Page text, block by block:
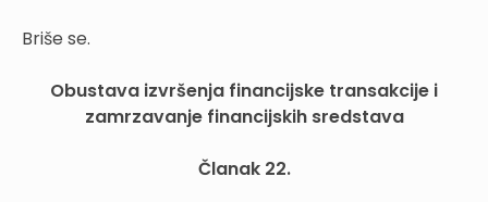
Briše se.
Obustava izvršenja financijske transakcije i
zamrzavanje financijskih sredstava
Članak 22.